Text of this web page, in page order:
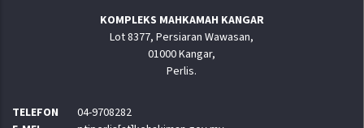
KOMPLEKS MAHKAMAH KANGAR
Lot 8377, Persiaran Wawasan,
01000 Kangar,
Perlis.
TELEFON
04-9708282